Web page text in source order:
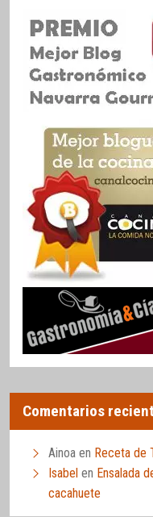
Comentarios
Ainoa en Receta de
Isabel en Ensalada
cacahuete